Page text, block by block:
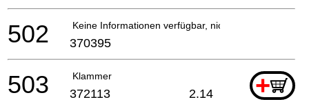
Keine Informationen verfügbar, nicht bestellbar
502 370395
Klammer +
503 372113 2.14